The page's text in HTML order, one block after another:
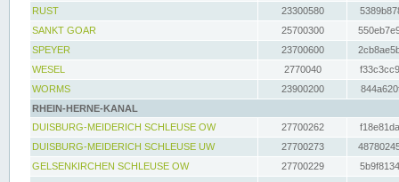
RUST
23300580
SANKT GOAR
25700300
SPEYER
23700600
WESEL
2770040
WORMS
23900200
RHEIN-HERNE-KANAL
DUISBURG-MEIDERICH SCHLEUSE OW
27700262
DUISBURG-MEIDERICH SCHLEUSE UW
27700273
GELSENKIRCHEN SCHLEUSE OW
27700229